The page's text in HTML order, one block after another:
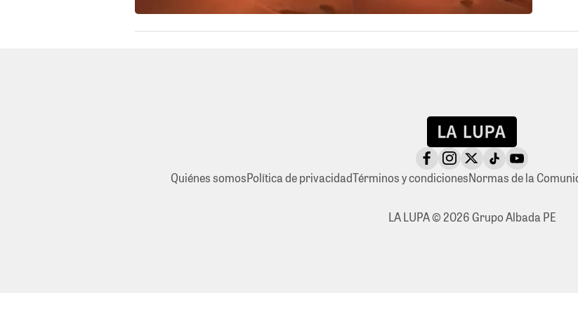
Quiénes somosPolítica de privacidadTérminos y condicionesNormas de la
LA LUPA © 2026 Grupo Albada PE